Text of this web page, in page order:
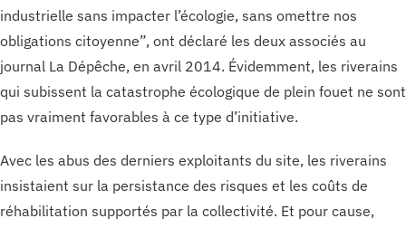
industrielle sans impacter l’écologie, sans omettre nos
obligations citoyenne”, ont déclaré les deux associés au
journal La Dépêche, en avril 2014. Évidemment, les riverains
qui subissent la catastrophe écologique de plein fouet ne sont
pas vraiment favorables à ce type d’initiative.
Avec les abus des derniers exploitants du site, les riverains
insistaient sur la persistance des risques et les coûts de
réhabilitation supportés par la collectivité. Et pour cause,